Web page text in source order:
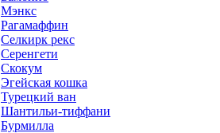
Мэнкс
Рагамаффин
Селкирк рекс
Серенгети
Скокум
Эгейская кошка
Турецкий ван
Шантильи-тиффани
Бурмилла